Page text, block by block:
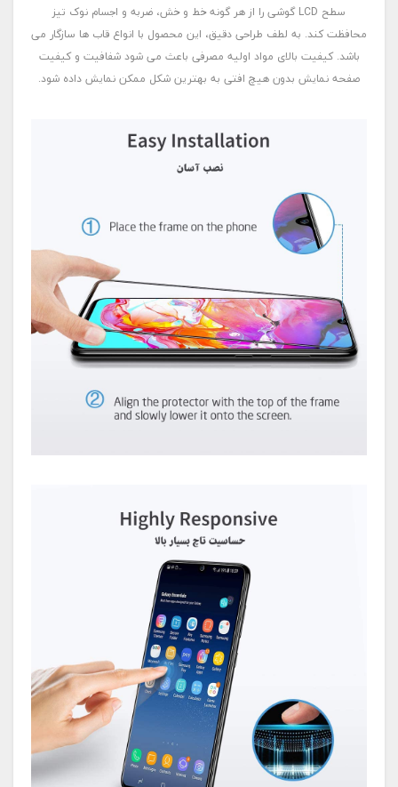
سطح LCD گوشی را از هر گونه خط و خش، ضربه و اجسام نوک تیز
محافظت کند. به لطف طراحی دقیق، این محصول با انواع قاب ها سازگار می
باشد. کیفیت بالای مواد اولیه مصرفی باعث می شود شفافیت و کیفیت
صفحه نمایش بدون هیچ افتی به بهترین شکل ممکن نمایش داده شود.